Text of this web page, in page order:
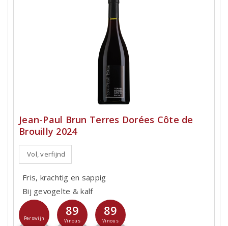
Jean-Paul Brun Terres Dorées Côte de
Brouilly 2024
Vol, verfijnd
Fris, krachtig en sappig
Bij gevogelte & kalf
Perswijn
89
Vinous
89
Vinous